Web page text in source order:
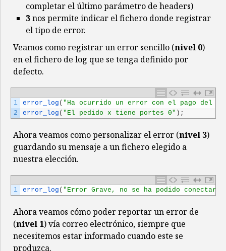
completar el último parámetro de headers)
3nos permite indicar el fichero donde registrar
el tipo de error.
Veamos como registrar un error sencillo (nivel 0)
en el fichero de log que se tenga definido por
defecto.
1
2
error_log ( "Ha ocurrido un error con el pago del
error_log ( "El pedido x tiene portes 0" ) ;
Ahora veamos como personalizar el error (nivel 3)
guardando su mensaje a un fichero elegido a
nuestra elección.
1 error_log ( "Error Grave, no se ha podido conectar
Ahora veamos cómo poder reportar un error de
(nivel 1) vía correo electrónico, siempre que
necesitemos estar informado cuando este se
produzca.